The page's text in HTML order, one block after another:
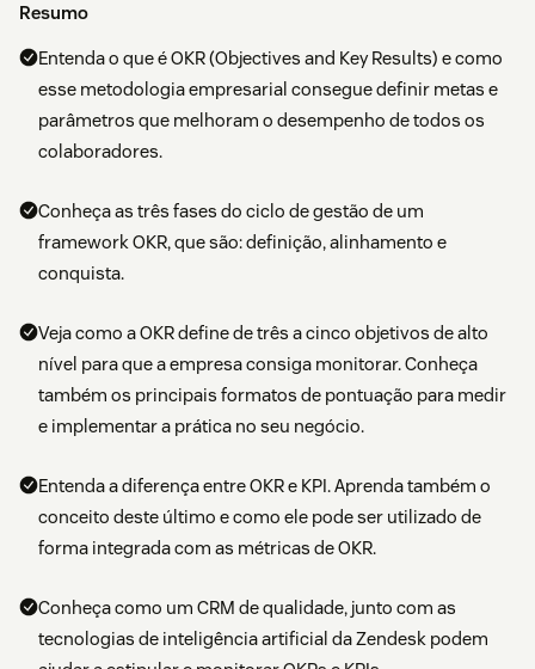
Resumo
Entenda o que é OKR (Objectives and Key Results) e como
esse metodologia empresarial consegue definir metas e
parâmetros que melhoram o desempenho de todos os
colaboradores.
Conheça as três fases do ciclo de gestão de um
framework OKR, que são: definição, alinhamento e
conquista.
Veja como a OKR define de três a cinco objetivos de alto
nível para que a empresa consiga monitorar. Conheça
também os principais formatos de pontuação para medir
e implementar a prática no seu negócio.
Entenda a diferença entre OKR e KPI. Aprenda também o
conceito deste último e como ele pode ser utilizado de
forma integrada com as métricas de OKR.
Conheça como um CRM de qualidade, junto com as
tecnologias de inteligência artificial da Zendesk podem